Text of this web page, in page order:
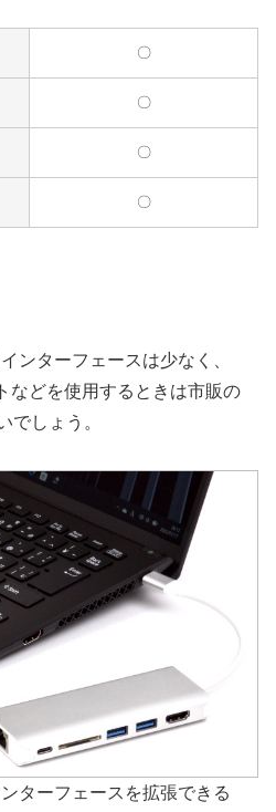
〇
〇
〇
〇
ンターフェースは少なく、
などを使用するときは市販の
でしょう。
ターフェースを拡張できる